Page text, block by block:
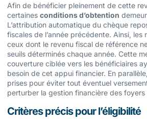
Afin de bénéficier pleinement de cette
certaines conditions d’obtention
L’attribution automatique du chèque
fiscales de l’année précédente. Ainsi, les
ceux dont le revenu fiscal de référence
seuils déterminés chaque année. Cette
couverture ciblée vers les bénéficiaires
besoin de cet appui financier. En
prises pour éviter tout éventuel
perturber la gestion financière des foyers
Critères précis pour l’éligibilité